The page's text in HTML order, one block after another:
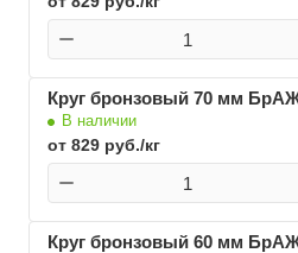
Круг бронзовый 70 мм
В наличии
от 829 руб./кг
Круг бронзовый 60 мм